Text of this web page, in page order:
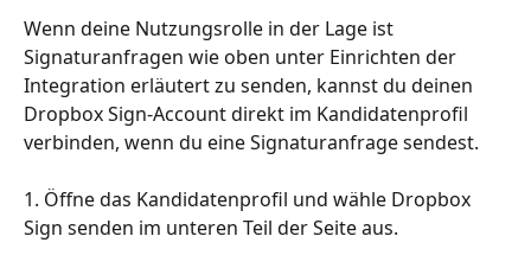
Wenn deine Nutzungsrolle in der Lage ist
Signaturanfragen wie oben unter Einrichten der
Integration erläutert zu senden, kannst du deinen
Dropbox Sign-Account direkt im Kandidatenprofil
verbinden, wenn du eine Signaturanfrage sendest.
1. Öffne das Kandidatenprofil und wähle Dropbox
Sign senden im unteren Teil der Seite aus.